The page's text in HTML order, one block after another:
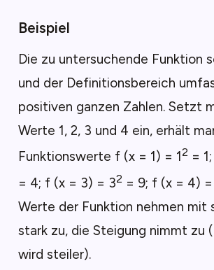
Beispiel
Die zu untersuchende Funktion
und der Definitionsbereich
positiven ganzen Zahlen. Setzt
Werte 1, 2, 3 und 4 ein, erhält
Funktionswerte f (x = 1) = 12 =
= 4; f (x = 3) = 32 = 9; f (x = 4)
Werte der Funktion nehmen mit
stark zu, die Steigung nimmt zu
wird steiler).